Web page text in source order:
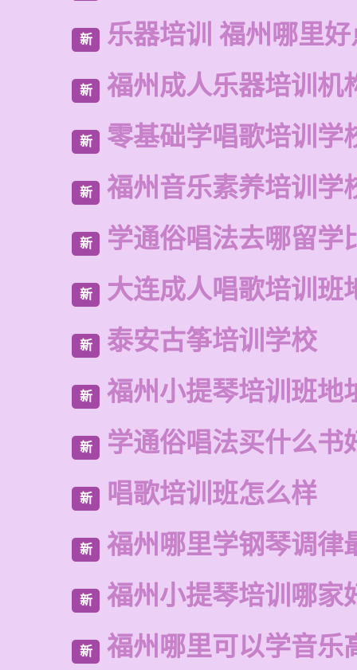
新 乐器培训 福州哪里
新 福州成人乐器培训机
新 零基础学唱歌培训学
新 福州音乐素养培训学
新 学通俗唱法去哪留学
新 大连成人唱歌培训班
新 泰安古筝培训学校
新 福州小提琴培训班地
新 学通俗唱法买什么书
新 唱歌培训班怎么样
新 福州哪里学钢琴调律
新 福州小提琴培训哪家
新 福州哪里可以学音乐